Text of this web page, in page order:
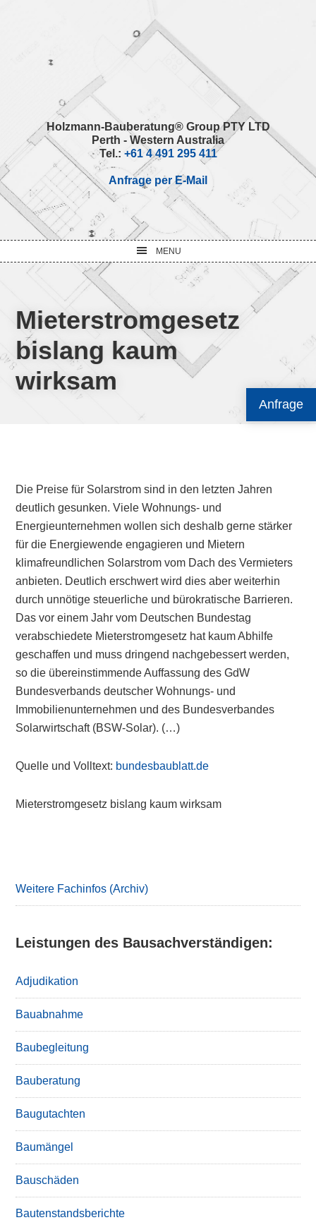
Anfrage
navigation
Holzmann-Bauberatung® Group PTY LTD
Perth - Western Australia
Tel.: +61 4 491 295 411
Anfrage per E-Mail
MENU
Mieterstromgesetz
bislang kaum
wirksam
Die Preise für Solarstrom sind in den letzten Jahren
deutlich gesunken. Viele Wohnungs- und
Energieunternehmen wollen sich deshalb gerne stärker
für die Energiewende engagieren und Mietern
klimafreundlichen Solarstrom vom Dach des Vermieters
anbieten. Deutlich erschwert wird dies aber weiterhin
durch unnötige steuerliche und bürokratische Barrieren.
Das vor einem Jahr vom Deutschen Bundestag
verabschiedete Mieterstromgesetz hat kaum Abhilfe
geschaffen und muss dringend nachgebessert werden,
so die übereinstimmende Auffassung des GdW
Bundesverbands deutscher Wohnungs- und
Immobilienunternehmen und des Bundesverbandes
Solarwirtschaft (BSW-Solar). (…)
Quelle und Volltext: bundesbaublatt.de
Mieterstromgesetz bislang kaum wirksam
Weitere Fachinfos (Archiv)
Leistungen des Bausachverständigen:
Adjudikation
Bauabnahme
Baubegleitung
Bauberatung
Baugutachten
Baumängel
Bauschäden
Bautenstandsberichte